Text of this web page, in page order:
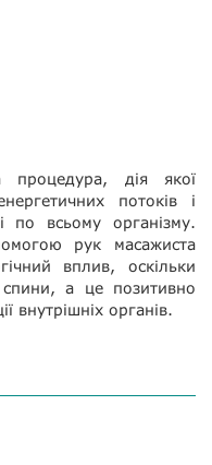
дія якої
потоків і
по всьому організму.
рук масажиста
вплив, оскільки
спини, а це позитивно
внутрішніх органів.